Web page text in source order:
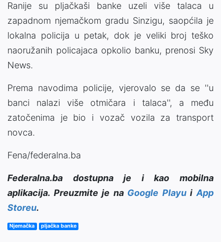
Ranije su pljačkaši banke uzeli više talaca u
zapadnom njemačkom gradu Sinzigu, saopćila je
lokalna policija u petak, dok je veliki broj teško
naoružanih policajaca opkolio banku, prenosi Sky
News.
Prema navodima policije, vjerovalo se da se ''u
banci nalazi više otmičara i talaca'', a među
zatočenima je bio i vozač vozila za transport
novca.
Fena/federalna.ba
Federalna.ba dostupna je i kao mobilna
aplikacija. Preuzmite je na Google PlayuiApp
Storeu.
Njemačka pljačka banke